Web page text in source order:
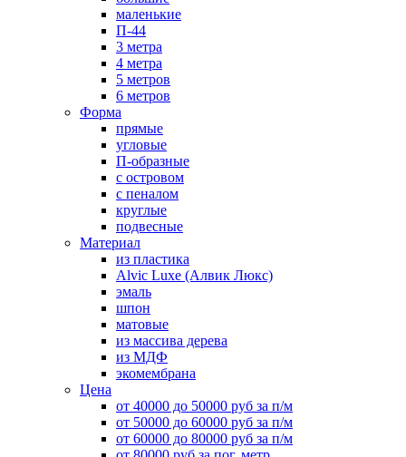
маленькие
П-44
3 метра
4 метра
5 метров
6 метров
Форма
прямые
угловые
П-образные
с островом
с пеналом
круглые
подвесные
Материал
из пластика
Alvic Luxe (Алвик Люкс)
эмаль
шпон
матовые
из массива дерева
из МДФ
экомембрана
Цена
от 40000 до 50000 руб за п/м
от 50000 до 60000 руб за п/м
от 60000 до 80000 руб за п/м